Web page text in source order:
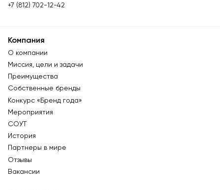
+7 (812) 702-12-42
Компания
О компании
Миссия, цели и задачи
Преимущества
Собственные бренды
Конкурс «Бренд года»
Мероприятия
СОУТ
История
Партнеры в мире
Отзывы
Вакансии